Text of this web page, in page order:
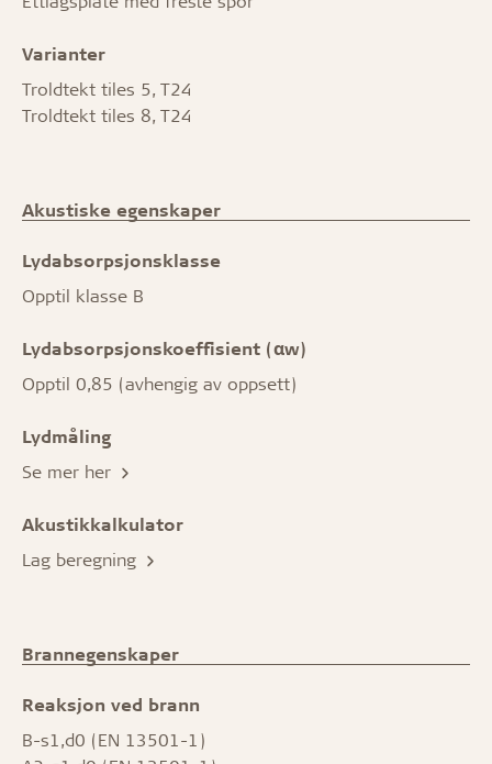
Varianter
Troldtekt tiles 5, T24
Troldtekt tiles 8, T24
Akustiske egenskaper
Lydabsorpsjonsklasse
Opptil klasse B
Lydabsorpsjonskoeffisient (αw)
Opptil 0,85 (avhengig av oppsett)
Lydmåling
Se mer her
Akustikkalkulator
Lag beregning
Brannegenskaper
Reaksjon ved brann
B-s1,d0 (EN 13501-1)